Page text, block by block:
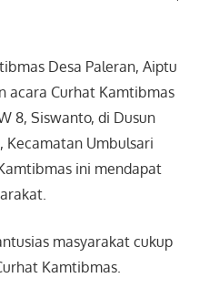
Desa Paleran, Aiptu
acara Curhat Kamtibmas
8, Siswanto, di Dusun
Kecamatan Umbulsari
ini mendapat
masyarakat cukup
Kamtibmas.